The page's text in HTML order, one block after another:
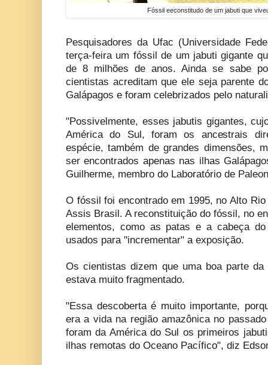
Fóssil eeconstitudo de um jabuti que
Pesquisadores da Ufac (Universidade
terça-feira um fóssil de um jabuti gigante
de 8 milhões de anos. Ainda se sabe
cientistas acreditam que ele seja parente
Galápagos e foram celebrizados pelo
"Possivelmente, esses jabutis gigantes,
América do Sul, foram os ancestrais
espécie, também de grandes dimensões,
ser encontrados apenas nas ilhas
Guilherme, membro do Laboratório de
O fóssil foi encontrado em 1995, no Alto
Assis Brasil. A reconstituição do fóssil, no
elementos, como as patas e a cabeça
usados para "incrementar" a exposição.
Os cientistas dizem que uma boa parte
estava muito fragmentado.
"Essa descoberta é muito importante,
era a vida na região amazônica no
foram da América do Sul os primeiros
ilhas remotas do Oceano Pacífico", diz